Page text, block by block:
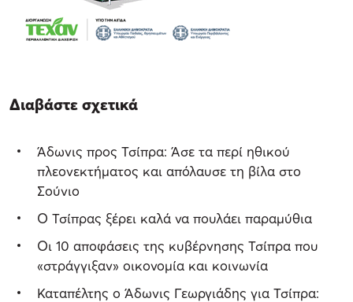
Διαβάστε σχετικά
Άδωνις προς Τσίπρα: Άσε τα περί ηθικού
πλεονεκτήματος και απόλαυσε τη βίλα στο
Σούνιο
Ο Τσίπρας ξέρει καλά να πουλάει παραμύθια
Οι 10 αποφάσεις της κυβέρνησης Τσίπρα που
«στράγγιξαν» οικονομία και κοινωνία
Καταπέλτης ο Άδωνις Γεωργιάδης για Τσίπρα: